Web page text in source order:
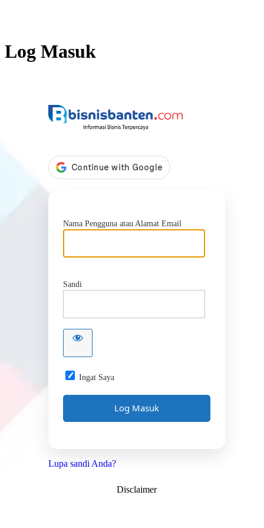
Log Masuk
Nama Pengguna atau Alamat Email
Sandi
Ingat Saya
Lupa sandi Anda?
Disclaimer